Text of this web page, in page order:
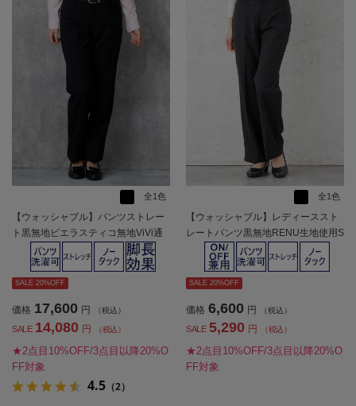
全1色
【ウォッシャブル】パンツストレー
ト黒無地ビエラスティコ無地ViVi通
年【レディース】
SALE 20%OFF
価格 17,600 円 （税込）
SALE 14,080 円 （税込）
★2点目10%OFF/3点目以降20%O
FF対象
4.5 （2）
全1色
【ウォッシャブル】レディーススト
レートパンツ黒無地RENU生地使用S
OFFICE通年【レディース】
SALE 20%OFF
価格 6,600 円 （税込）
SALE 5,290 円 （税込）
★2点目10%OFF/3点目以降20%O
FF対象